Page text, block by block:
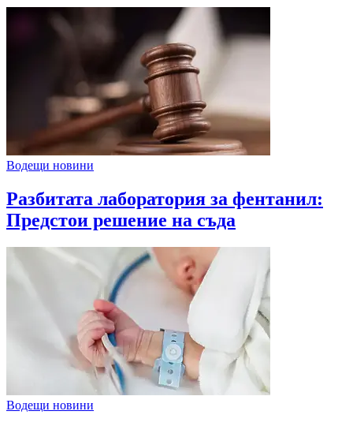
Водещи новини
Разбитата лаборатория за фентанил:
Предстои решение на съда
Водещи новини